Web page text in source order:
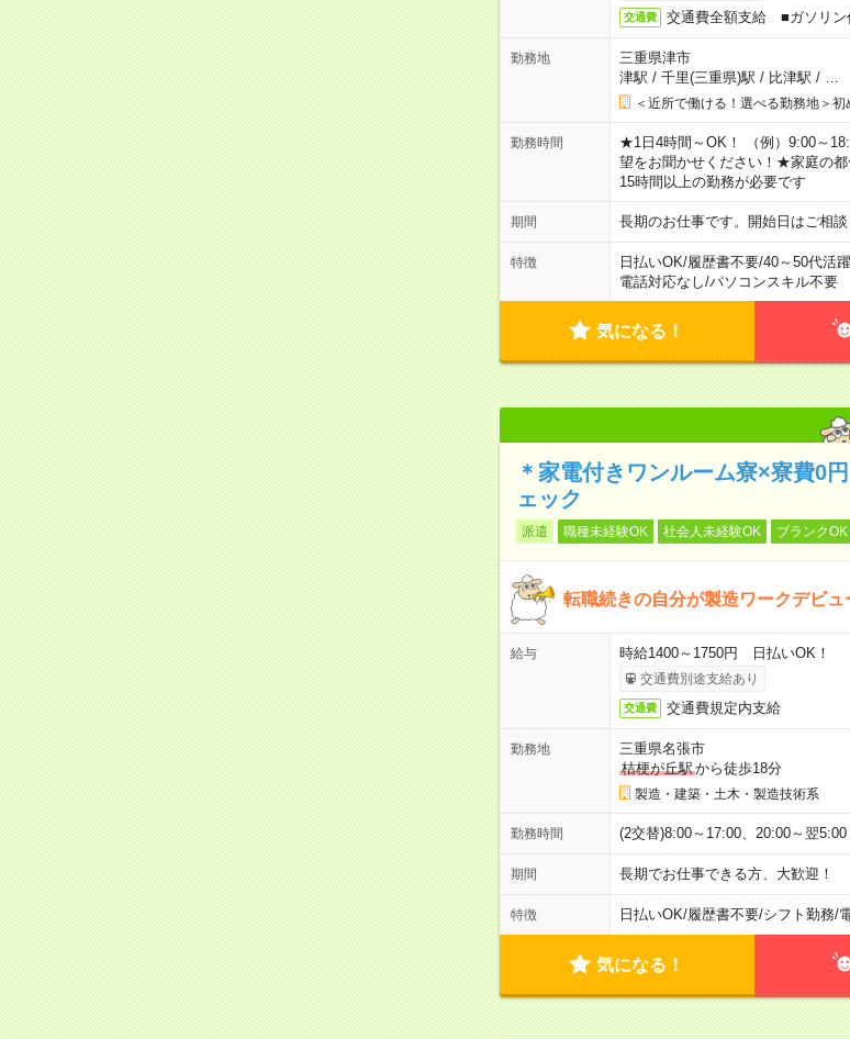
交通費 交通費全額支給 ■ガソリン
勤務地
三重県津市
津駅 / 千里(三重県)駅 / 比津駅 /
＜近所で働ける！選べる勤務地＞
勤務時間
★1日4時間～OK！ （例）9:00～
望をお聞かせください！★家庭の
15時間以上の勤務が必要です
期間 長期のお仕事です。開始日はご相
特徴 日払いOK/履歴書不要/40～50代活
電話対応なし/パソコンスキル不要
気になる！
＊家電付きワンルーム寮×寮費0
ェック
派遣 職種未経験OK 社会人未経験OK ブランクOK
転職続きの自分が製造ワークデビ
給与 時給1400～1750円 日払いOK！
交通費別途支給あり
交通費 交通費規定内支給
勤務地
三重県名張市
桔梗が丘駅から徒歩18分
製造・建築・土木・製造技術系
勤務時間 (2交替)8:00～17:00、20:00～翌5:00
期間 長期でお仕事できる方、大歓迎！
特徴 日払いOK/履歴書不要/シフト勤務/
気になる！